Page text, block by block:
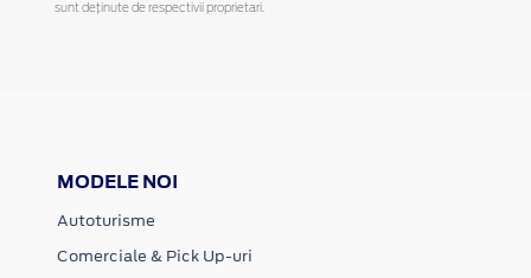
sunt deținute de respectivii proprietari.
MODELE NOI
Autoturisme
Comerciale & Pick Up-uri